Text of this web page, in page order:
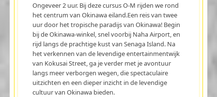
Ongeveer 2 uur. Bij deze cursus O-M rijden we rond
het centrum van Okinawa eiland.Een reis van twee
uur door het tropische paradijs van Okinawa! Begin
bij de Okinawa-winkel, snel voorbij Naha Airport, en
rijd langs de prachtige kust van Senaga Island. Na
het verkennen van de levendige entertainmentwijk
van Kokusai Street, ga je verder met je avontuur
langs meer verborgen wegen, die spectaculaire
uitzichten en een dieper inzicht in de levendige
cultuur van Okinawa bieden.